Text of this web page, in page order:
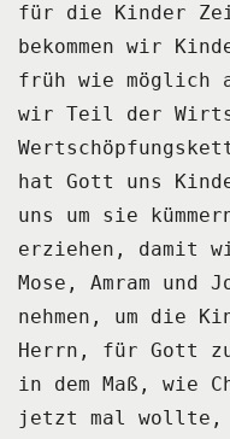
für die Kinder
bekommen wir
früh wie möglich
wir Teil der
hat Gott uns
uns um sie
erziehen,
damit
Mose, Amram und
nehmen, um die
Herrn, für Gott
in dem Maß, wie
jetzt mal wollte,